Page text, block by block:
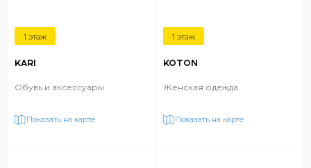
1 этаж
KARI
Обувь и аксессуары
Показать на карте
1 этаж
KOTON
Женская одежда
Показать на карте